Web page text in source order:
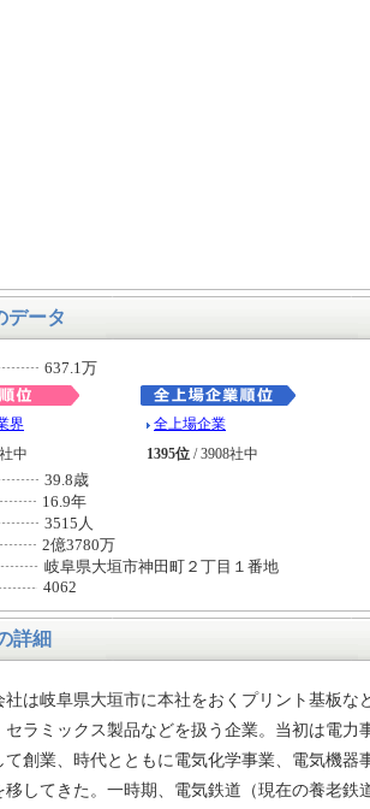
データ
637.1万
界
中
全上場企業
1395位 / 3908社中
39.8歳
16.9年
3515人
2億3780万
岐阜県大垣市神田町２丁目１番地
4062
詳細
社は岐阜県大垣市に本社をおくプリント基板な
セラミックス製品などを扱う企業。当初は電力
て創業、時代とともに電気化学事業、電気機器
移してきた。一時期、電気鉄道（現在の養老鉄